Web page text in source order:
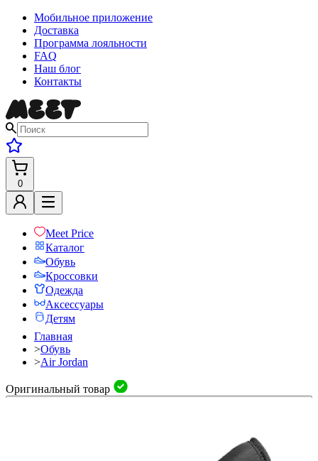
Мобильное приложение
Доставка
Программа лояльности
FAQ
Наш блог
Контакты
0
Meet Price
Каталог
Обувь
Кроссовки
Одежда
Аксессуары
Детям
Главная
>Обувь
>Air Jordan
Оригинальный товар